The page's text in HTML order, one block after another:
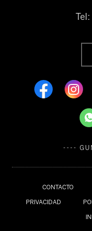
CONTACTO
PRIVACIDAD
Tel:
----